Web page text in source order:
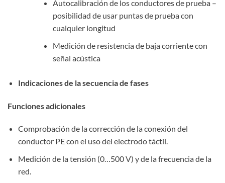
Autocalibración de los conductores de prueba –
posibilidad de usar puntas de prueba con
cualquier longitud
Medición de resistencia de baja corriente con
señal acústica
Indicaciones de la secuencia de fases
Funciones adicionales
Comprobación de la corrección de la conexión del
conductor PE con el uso del electrodo táctil.
Medición de la tensión (0…500 V) y de la frecuencia de la
red.